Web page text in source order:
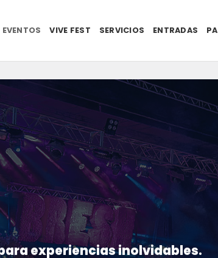
VIVE FEST SERVICIOS ENTRADAS
experiencias inolvidables.